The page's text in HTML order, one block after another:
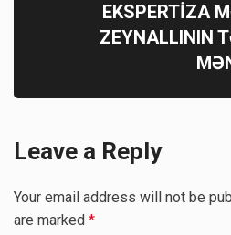
EKSPERTİZA
ZEYNALLININ
Leave a Reply
Your email address will not be
are marked *